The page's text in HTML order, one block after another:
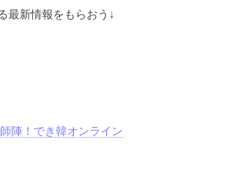
最新情報をもらおう↓
陣！でき韓オンライン